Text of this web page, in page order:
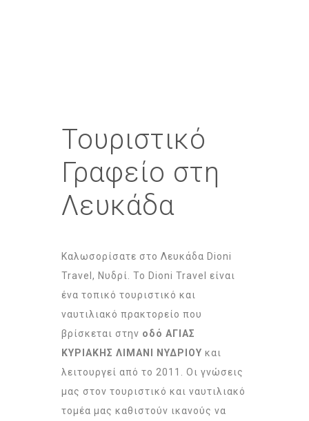
Τουριστικό
Γραφείο στη
Λευκάδα
Καλωσορίσατε στο Λευκάδα Dioni
Travel, Νυδρί. Το Dioni Travel είναι
ένα τοπικό τουριστικό και
ναυτιλιακό πρακτορείο που
βρίσκεται στην οδό ΑΓΙΑΣ
ΚΥΡΙΑΚΗΣ ΛΙΜΑΝΙ ΝΥΔΡΙΟΥ και
λειτουργεί από το 2011. Οι γνώσεις
μας στον τουριστικό και ναυτιλιακό
τομέα μας καθιστούν ικανούς να